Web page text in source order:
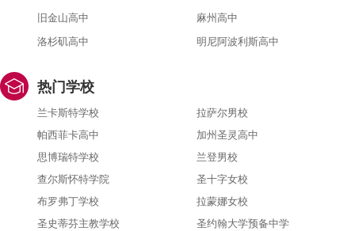
旧金山高中
麻州高中
洛杉矶高中
明尼阿波利斯高中
热门学校
兰卡斯特学校
拉萨尔男校
帕西菲卡高中
加州圣灵高中
思博瑞特学校
兰登男校
查尔斯怀特学院
圣十字女校
布罗弗丁学校
拉蒙娜女校
圣史蒂芬主教学校
圣约翰大学预备中学